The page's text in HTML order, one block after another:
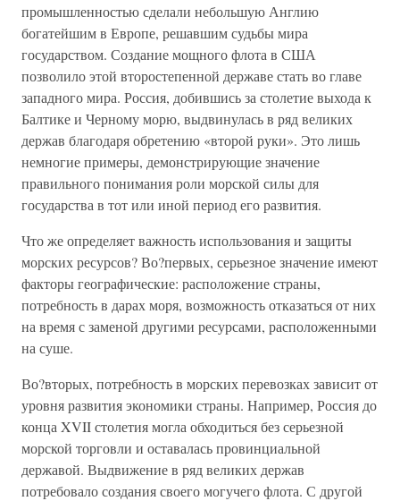
промышленностью сделали небольшую Англию
богатейшим в Европе, решавшим судьбы мира
государством. Создание мощного флота в США
позволило этой второстепенной державе стать во главе
западного мира. Россия, добившись за столетие выхода к
Балтике и Черному морю, выдвинулась в ряд великих
держав благодаря обретению «второй руки». Это лишь
немногие примеры, демонстрирующие значение
правильного понимания роли морской силы для
государства в тот или иной период его развития.
Что же определяет важность использования и защиты
морских ресурсов? Во?первых, серьезное значение имеют
факторы географические: расположение страны,
потребность в дарах моря, возможность отказаться от них
на время с заменой другими ресурсами, расположенными
на суше.
Во?вторых, потребность в морских перевозках зависит от
уровня развития экономики страны. Например, Россия до
конца XVII столетия могла обходиться без серьезной
морской торговли и оставалась провинциальной
державой. Выдвижение в ряд великих держав
потребовало создания своего могучего флота. С другой